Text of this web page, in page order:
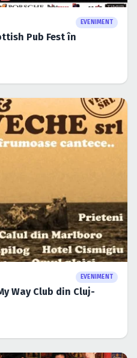
EVENIMENT
Pub Fest în
EVENIMENT
Way Club din Cluj-